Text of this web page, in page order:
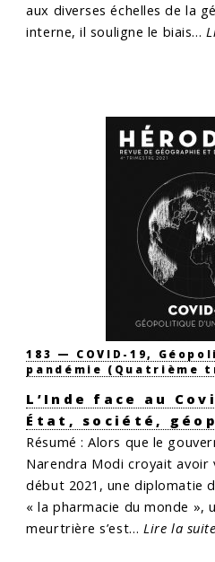
aux diverses échelles de la
interne, il souligne le biais…
183 — COVID-19,
pandémie (Quatrième
L’Inde face au
État, société,
Résumé :Alors que le
Narendra Modi croyait avoir
début 2021, une diplomatie
« la pharmacie du monde »,
meurtrière s’est… Lire la